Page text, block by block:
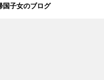
子女のブログ